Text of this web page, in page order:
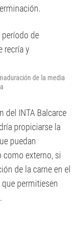
de la media
del INTA Balcarce
propiciarse la
puedan
como externo, si
de la carne en el
permitiesen